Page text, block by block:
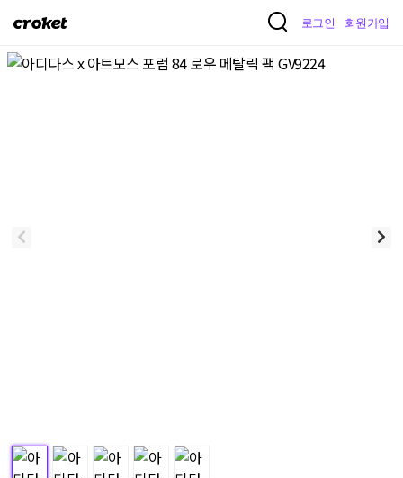
크
켓
로그인 회원가입